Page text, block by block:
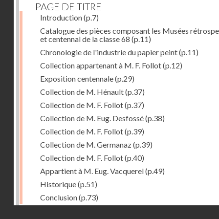
PAGE DE TITRE
Introduction(p.7)
Catalogue des pièces composant les Musées
et centennal de la classe 68 (p.11)
Chronologie de l'industrie du papier peint(p.11)
Collection appartenant à M. F. Follot(p.12)
Exposition centennale(p.29)
Collection de M. Hénault(p.37)
Collection de M. F. Follot(p.37)
Collection de M. Eug. Desfossé(p.38)
Collection de M. F. Follot(p.39)
Collection de M. Germanaz(p.39)
Collection de M. F. Follot(p.40)
Appartient à M. Eug. Vacquerel(p.49)
Historique(p.51)
Conclusion(p.73)